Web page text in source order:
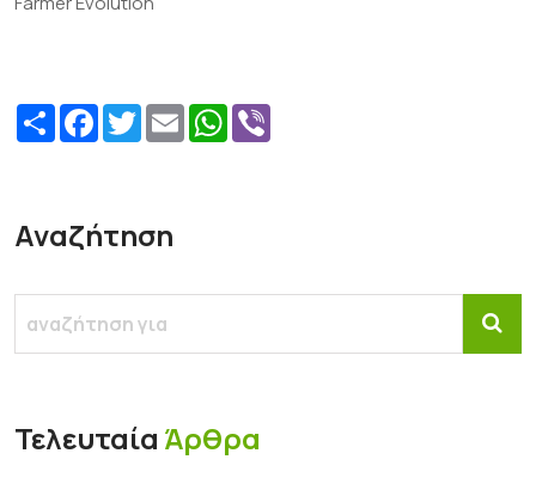
ShareFacebook
TwitterEmailWhatsApp
Αναζήτηση
Τελευταία Άρθρα